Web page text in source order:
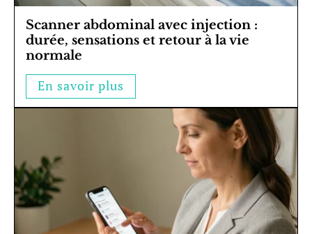
Scanner abdominal avec injection :
durée, sensations et retour à la vie
normale
En savoir plus